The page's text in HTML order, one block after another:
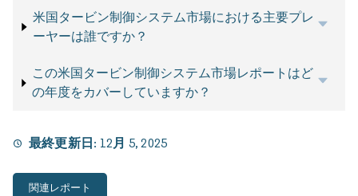
米国タービン制御システム市場における主要プレ
ーヤーは誰ですか？
この米国タービン制御システム市場レポートはど
の年度をカバーしていますか？
最終更新日: 12月 5, 2025
関連レポート